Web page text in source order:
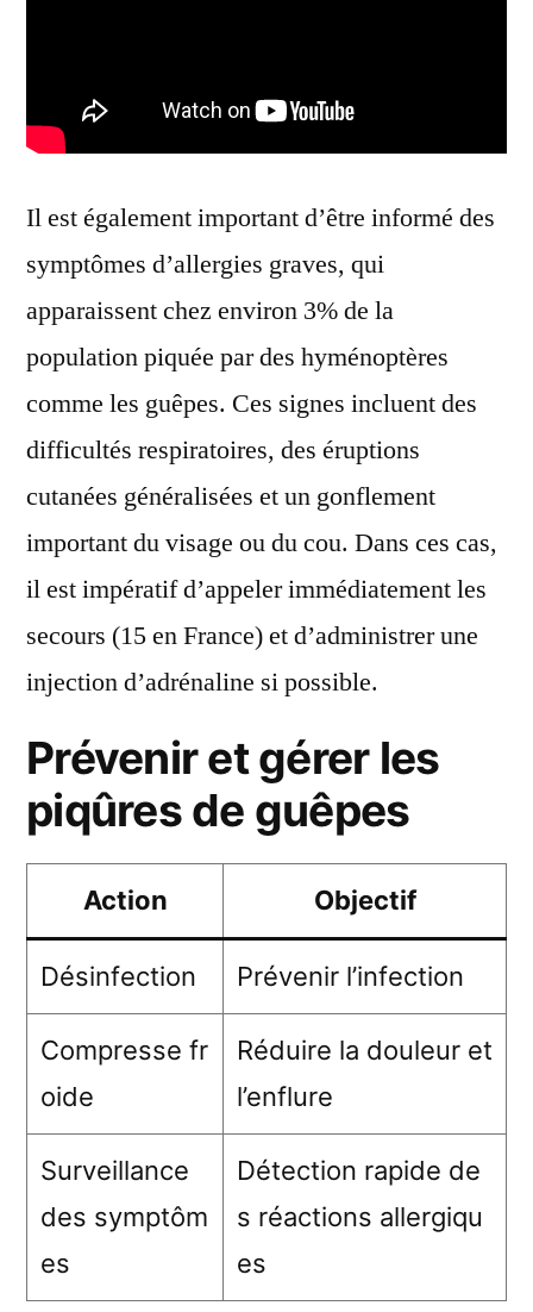
Il est également important d’être informé des
symptômes d’allergies graves, qui
apparaissent chez environ 3% de la
population piquée par des hyménoptères
comme les guêpes. Ces signes incluent des
difficultés respiratoires, des éruptions
cutanées généralisées et un gonflement
important du visage ou du cou. Dans ces cas,
il est impératif d’appeler immédiatement les
secours (15 en France) et d’administrer une
injection d’adrénaline si possible.
Prévenir et gérer les
piqûres de guêpes
Action Objectif
Désinfection Prévenir l’infection
Compresse fr
oide
Réduire la douleur et
l’enflure
Surveillance
des symptôm
es
Détection rapide de
s réactions allergiqu
es